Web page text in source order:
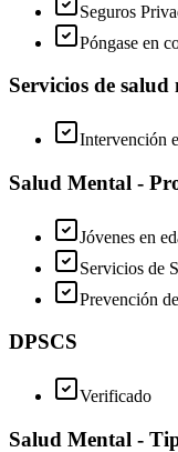
Seguros
Póngase en
Servicios de salud
Intervención
Salud Mental -
Jóvenes en
Servicios de
Prevención
DPSCS
Verificado
Salud Mental -